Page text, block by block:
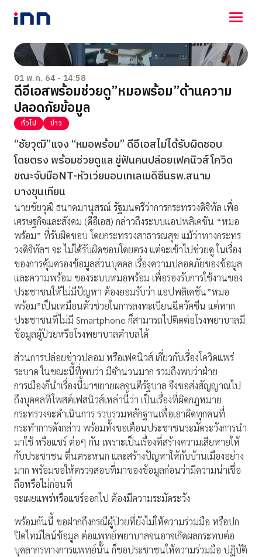
NEWS
ENTERTAINMENT
LIFESTYLE
HOROSCOPE
LOTTERY
VIDEO
ร่วมด้วยช่วยกัน
01 พ.ค. 64 - 14:58
ดีอีเอสพร้อมช่วยดู”หมอพร้อม”ด้านความ
ปลอดภัยข้อมูล
ทั่วไป ข่าว
“ชัยวุฒิ”แจง “หมอพร้อม” ดีอีเอสไม่ได้รับผิดชอบ
โดยตรง พร้อมช่วยดูแล ขู่ฟันคนปล่อยเฟคนิวส์โควิด
ขณะจับมือNT-หัวเว่ยมอบเทเลเมดิซีนรพ.สนาม
บางขุนเทียน
นายชัยวุฒิ ธนาคมานุสรณ์ รัฐมนตรีว่าการกระทรวงดิจิทัล เพื่อ
เศรษฐกิจและสังคม (ดีอีเอส) กล่าวถึงระบบแอปพลิเคชัน “หมอ
พร้อม” ที่รับผิดชอบ โดยกระทรวงสาธารณสุข แม้ว่าทางกระทร
วงดิจิทัลฯ จะ ไม่ได้รับผิดชอบโดยตรง แต่จะเข้าไปช่วยดู ในเรื่อง
ของการคุ้มครองข้อมูลส่วนบุคคล เรื่องความปลอดภัยของข้อมูล
และความพร้อม ของระบบหมอพร้อม เพื่อรองรับการใช้งานของ
ประชาชนให้ไม่มีปัญหา ต้องยอมรับว่า แอปพลิเคชัน”หมอ
พร้อม”เป็นเหมือนตัวช่วยในการลงทะเบียนฉีดวัคซีน แต่หาก
ประชาชนที่ไม่มี Smartphone ก็สามารถไปติดต่อโรงพยาบาลมี
ข้อมูลผู้ป่วยหรือโรงพยาบาลตำบลได้
ส่วนการปล่อยข่าวปลอม หรือเฟคนิวส์ เกี่ยวกับเรื่องโควิดแพร่
ระบาด ในขณะนี้ที่พบว่า มีจำนวนมาก รวมถึงพบว่าฝ่าย
การเมืองก็นำเรื่องนี้มาขยายผลจนตีรัฐบาล จึงขอส่งสัญญาณไป
ถึงบุคคลที่โพสต์เฟสนิวส์เหล่านี้ว่า เป็นเรื่องที่ผิดกฎหมาย
กระทรวงจะดำเนินการ รวบรวมหลักฐานเพื่อเอาผิดทุกคนที่
กระทำการดังกล่าว พร้อมทั้งขอเตือนประชาชนระมัดระวังการนำ
มาใช้ หรือแชร์ ต่อๆ กัน เพราะเป็นเรื่องที่สร้างความเสียหายให้
กับประชาชน ตื่นตระหนก และสร้างปัญหาให้กับบ้านเมืองอย่าง
มาก พร้อมขอให้ตรวจสอบที่มาของข้อมูลก่อนว่ามีความน่าเชื่อ
ถือหรือไม่ก่อนที่
จะเผยแพร่หรือแชร์ออกไป ต้องมีความระมัดระวัง
พร้อมกันนี้ ขอฝากถึงกรณีผู้ป่วยที่ยังไม่ให้ความร่วมมือ หรือปก
ปิดไทม์ไลน์ข้อมูล ต่อแพทย์พยาบาลจนอาจเกิดผลกระทบต่อ
บุคลากรทางการแพทย์นั้น ก็ขอประชาชนให้ความร่วมมือ ปฏิบัติ